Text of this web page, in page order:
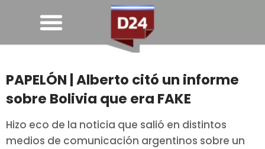
PAPELÓN | Alberto citó un informe
sobre Bolivia que era FAKE
Hizo eco de la noticia que salió en distintos
medios de comunicación argentinos sobre un